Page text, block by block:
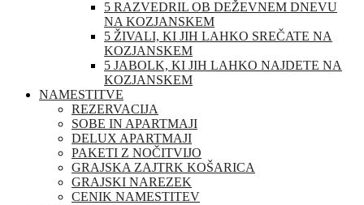
5 RAZVEDRIL OB DEŽEVNEM DNEVU
NA KOZJANSKEM
5 ŽIVALI, KI JIH LAHKO SREČATE NA
KOZJANSKEM
5 JABOLK, KI JIH LAHKO NAJDETE NA
KOZJANSKEM
NAMESTITVE
REZERVACIJA
SOBE IN APARTMAJI
DELUX APARTMAJI
PAKETI Z NOČITVIJO
GRAJSKA ZAJTRK KOŠARICA
GRAJSKI NAREZEK
CENIK NAMESTITEV